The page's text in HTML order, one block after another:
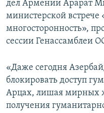
дел Армении Арарат
министерской встрече
многосторонность»,
сессии Генассамблеи
«Даже сегодня
блокировать доступ
Арцах, лишая мирных
получения